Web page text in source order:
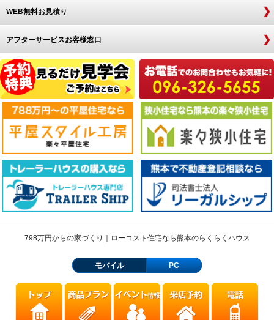
WEB無料お見積り
アフターサービスお客様窓口
798万円からの家づくり｜ローコスト住宅なら熊本のらくらくハウス
モバイル PC